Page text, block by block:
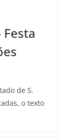
Festa
de S.
o texto